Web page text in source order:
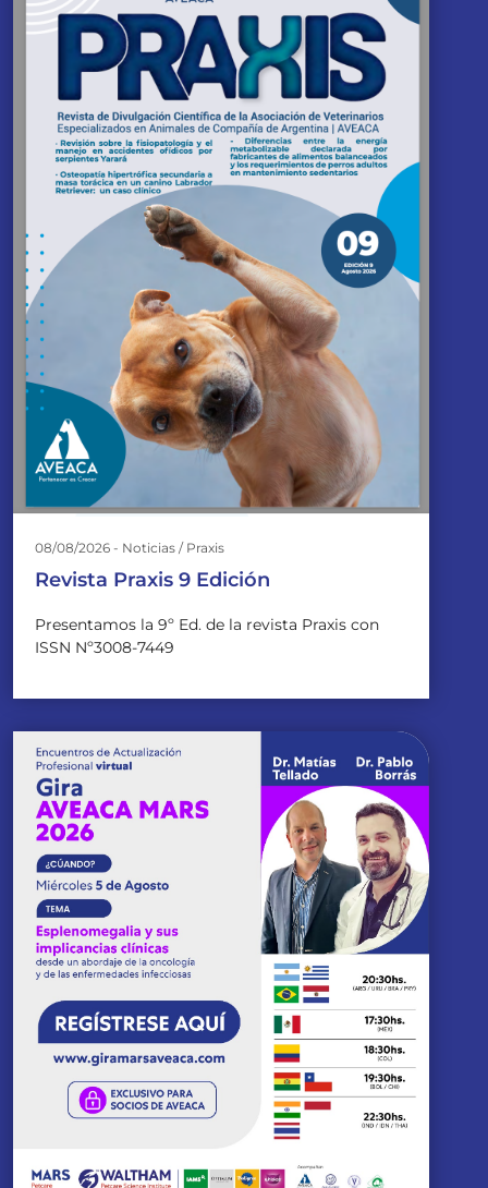
08/08/2026 - Noticias / Praxis
Revista Praxis 9 Edición
Presentamos la 9º Ed. de la revista Praxis con
ISSN Nº3008-7449